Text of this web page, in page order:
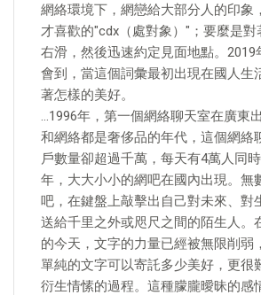
網絡環境下，網戀給大部分人的印象
才喜歡的"cdx（處對象）"；要麼是對
右滑，然後迅速約定見面地點。2019
會到，當這個詞彙最初出現在國人生
著怎樣的美好。
…1996年，第一個網絡聊天室在廣東
和網絡都是奢侈品的年代，這個網絡
戶數量卻超過千萬，每天有4萬人同
年，大大小小的網吧在國內出現。無
吧，在鍵盤上敲擊出自己對未來、對
送給千里之外或咫尺之間的陌生人。
的今天，文字的力量已經被無限削弱
單純的文字可以寄託多少美好，更很
衍生情愫的過程。這種朦朧曖昧的感